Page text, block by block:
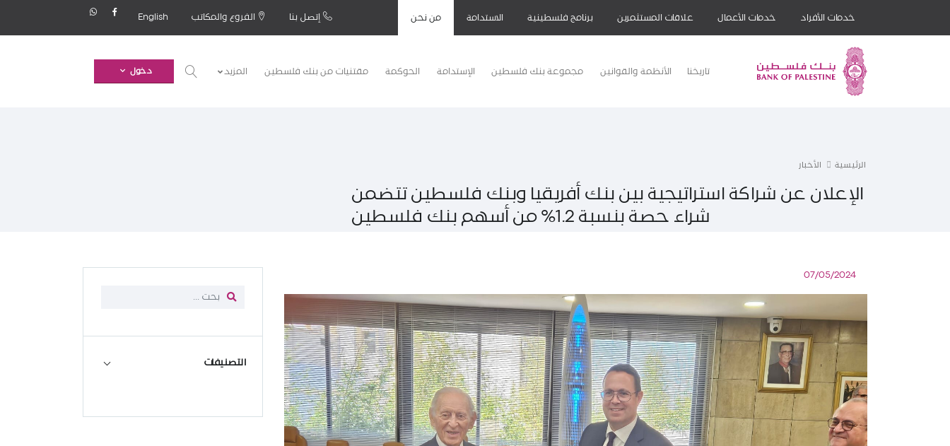
خدمات الأفراد خدمات الأعمال علاقات المستثمرين برنامج فلسطينية الاستدامة من نحن إتصل بنا الفروع والمكاتب English
تاريخنا الأنظمة والقوانين مجموعة بنك فلسطين الإستدامة الحوكمة مقتنيات من بنك فلسطين المزيد دخول
الرئيسية الأخبار
الإعلان عن شراكة استراتيجية بين بنك أفريقيا وبنك فلسطين تتضمن
شراء حصة بنسبة 1.2% من أسهم بنك فلسطين
التصنيفات
07/05/2024